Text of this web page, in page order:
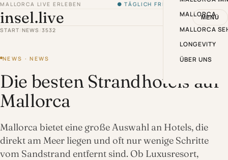
MALLORCA LIVE ERLEBEN ● TÄGLICH FRISCH VON DER INSEL
insel.live MENÜ
MALLORCA
MALLORCA
LONGEVITY
ÜBER UNS
START /NEWS /3532
NEWS · NEWS
Die besten Strandhotels auf
Mallorca
Mallorca bietet eine große Auswahl an Hotels, die
direkt am Meer liegen und oft nur wenige Schritte
vom Sandstrand entfernt sind. Ob Luxusresort,